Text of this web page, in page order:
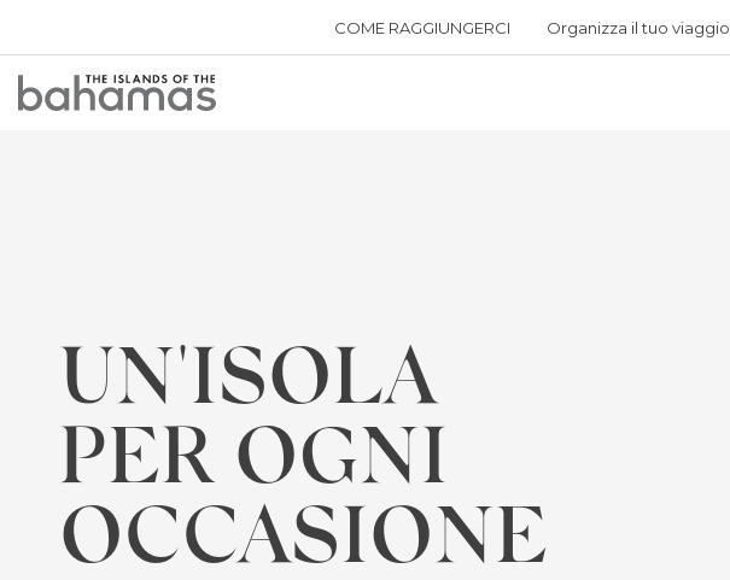
COME RAGGIUNGERCI Organizza il tuo viaggio
UN'ISOLA
PER OGNI
OCCASIONE